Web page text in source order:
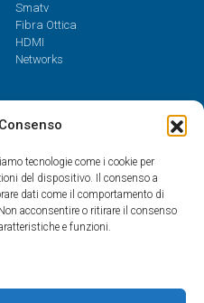
tecnologie come i cookie per
del dispositivo. Il consenso a
dati come il comportamento di
acconsentire o ritirare il consenso
e funzioni.
Smatv
Fibra Ottica
HDMI
Networks